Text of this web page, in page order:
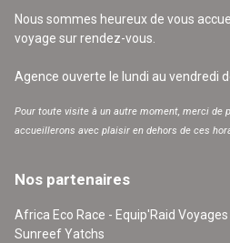
Nous sommes heureux de vous
voyage sur rendez-vous.
Agence ouverte le lundi au vendredi
Pour toute visite à un autre moment, merci de
accueillerons avec plaisir en dehors de ces
Nos partenaires
Africa Eco Race - Equip'Raid
Sunreef Yatchs